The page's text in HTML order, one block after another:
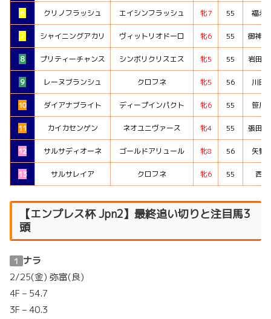
６ クリノフラッシュ エイシンフラッシュ 牝7 55 福永
７ シャイニングアカリ ヴィットリオドーロ 牝6 55 御神本
８ プリティーチャンス シンボリクリスエス 牝5 55 岩田望
９ レーヌブランシュ クロフネ 牝5 56 川田
10 ダイアナブライト ディープインパクト 牝6 55 笹川
11 カイカセンゲン ネオユニヴァース 牝4 55 張田昴
12 サルサディオーネ ゴールドアリュール 牝8 56 矢野
13 サルサレイア クロフネ 牝6 55 西
【エンプレス杯 Jpn2】最終追い切りと注目馬3
頭
１ ナラ
2/25(金) 弥富(良)
4F – 54.7
3F – 40.3